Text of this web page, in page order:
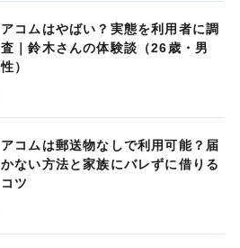
アコムはやばい？実態を利用者に調
査｜鈴木さんの体験談（26歳・男
性）
アコムは郵送物なしで利用可能？届
かない方法と家族にバレずに借りる
コツ